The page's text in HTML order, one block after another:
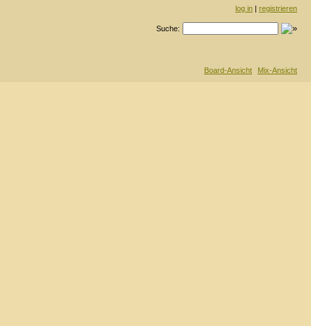
log in | registrieren
Suche:
Board-Ansicht Mix-Ansicht